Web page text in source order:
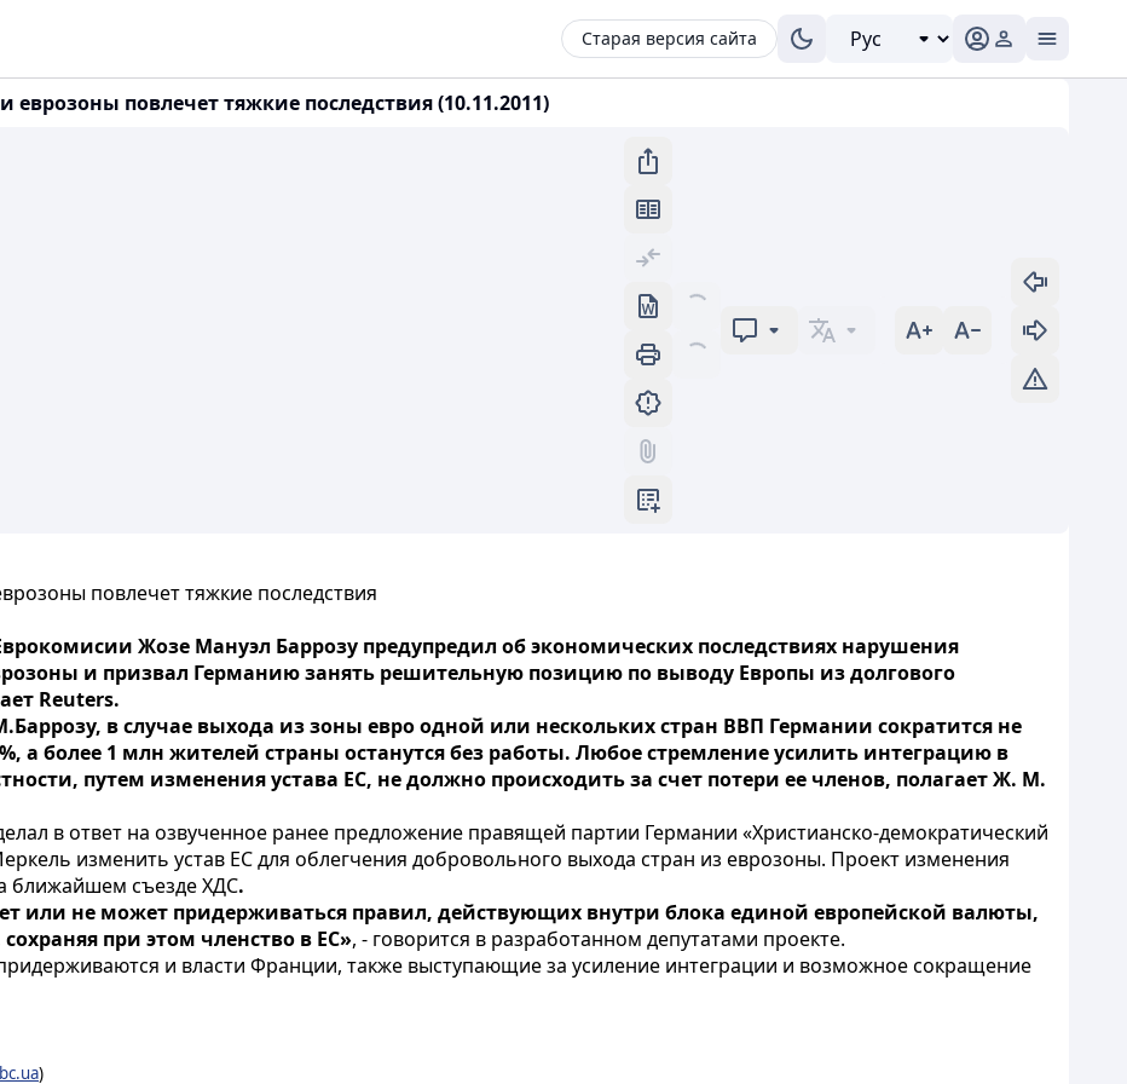
Старая версия сайта
повлечет тяжкие последствия (10.11.2011)
повлечет тяжкие последствия
Жозе Мануэл Баррозу предупредил об экономических последствиях нарушения
и призвал Германию занять решительную позицию по выводу Европы из долгового
Reuters.
в случае выхода из зоны евро одной или нескольких стран ВВП Германии сократится не
а более 1 млн жителей страны останутся без работы. Любое стремление усилить интеграцию в
путем изменения устава ЕС, не должно происходить за счет потери ее членов, полагает Ж. М.
в ответ на озвученное ранее предложение правящей партии Германии «Христианско-демократический
изменить устав ЕС для облегчения добровольного выхода стран из еврозоны. Проект изменения
ближайшем съезде ХДС.
или не может придерживаться правил, действующих внутри блока единой европейской валюты,
при этом членство в ЕС», - говорится в разработанном депутатами проекте.
и власти Франции, также выступающие за усиление интеграции и возможное сокращение
)